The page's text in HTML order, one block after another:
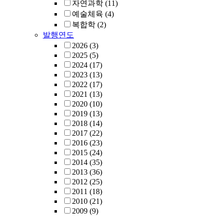
자연과학 (11)
예술체육 (4)
복합학 (2)
발행연도
2026 (3)
2025 (5)
2024 (17)
2023 (13)
2022 (17)
2021 (13)
2020 (10)
2019 (13)
2018 (14)
2017 (22)
2016 (23)
2015 (24)
2014 (35)
2013 (36)
2012 (25)
2011 (18)
2010 (21)
2009 (9)